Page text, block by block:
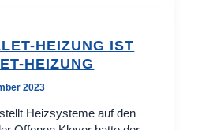
HEIZUNG IST
HEIZUNG
2023
Heizsysteme auf den